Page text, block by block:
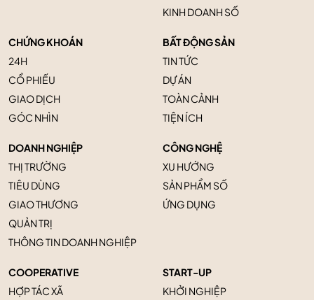
KINH DOANH SỐ
CHỨNG KHOÁN
24H
CỔ PHIẾU
GIAO DỊCH
GÓC NHÌN
BẤT ĐỘNG SẢN
TIN TỨC
DỰ ÁN
TOÀN CẢNH
TIỆN ÍCH
DOANH NGHIỆP
THỊ TRƯỜNG
TIÊU DÙNG
GIAO THƯƠNG
QUẢN TRỊ
THÔNG TIN DOANH NGHIỆP
CÔNG NGHỆ
XU HƯỚNG
SẢN PHẨM SỐ
ỨNG DỤNG
COOPERATIVE
HỢP TÁC XÃ
START-UP
KHỞI NGHIỆP